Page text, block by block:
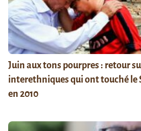
Juin aux tons pourpres : retour
interethniques qui ont touché le
en 2010